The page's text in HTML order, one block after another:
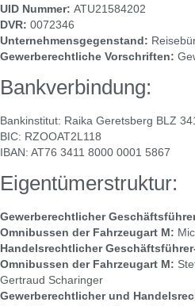
UID Nummer: ATU21584202
DVR: 0072346
Unternehmensgegenstand:
Gewerberechtliche Vorschriften:
Bankverbindung:
Bankinstitut: Raika Geretsberg BLZ
BIC: RZOOAT2L118
IBAN: AT76 3411 8000 0001 5867
Eigentümerstruktur:
Gewerberechtlicher
Omnibussen der Fahrzeugart M:
Handelsrechtlicher
Omnibussen der Fahrzeugart M:
Gertraud Scharinger
Gewerberechtlicher und